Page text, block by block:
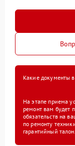
Какие документы
На этапе приема
ремонт вам будет
обязательств на
по ремонту
гарантийный талон.